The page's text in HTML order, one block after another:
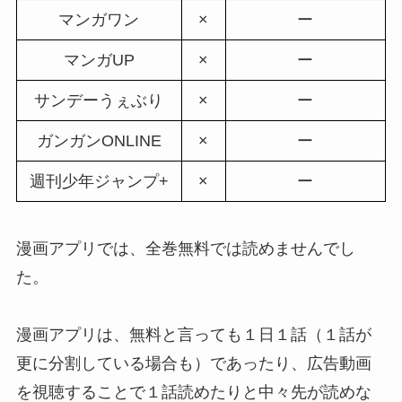
マンガワン × ー
マンガUP × ー
サンデーうぇぶり × ー
ガンガンONLINE × ー
週刊少年ジャンプ+ × ー
漫画アプリでは、全巻無料では読めませんでし
た。
漫画アプリは、無料と言っても１日１話（１話が
更に分割している場合も）であったり、広告動画
を視聴することで１話読めたりと中々先が読めな